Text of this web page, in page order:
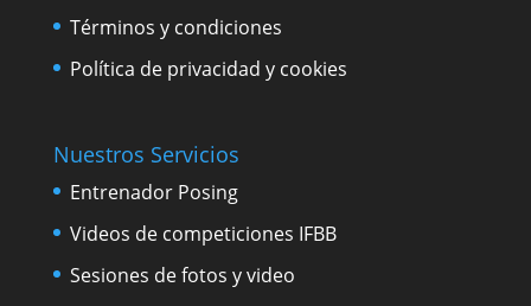
Términos y condiciones
Política de privacidad y cookies
Nuestros Servicios
Entrenador Posing
Videos de competiciones IFBB
Sesiones de fotos y video